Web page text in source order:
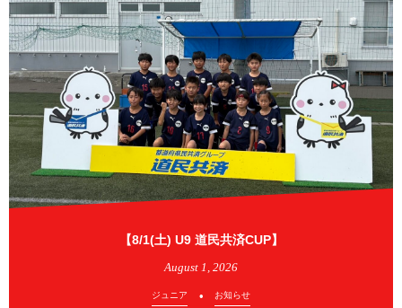
【8/1(土) U9 道民共済CUP】
August 1 , 2026
ジュニア お知らせ